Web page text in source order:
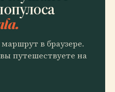
в браузере.
путешествуете на